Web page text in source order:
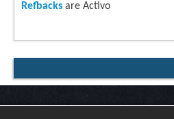
Refbacks are Activo